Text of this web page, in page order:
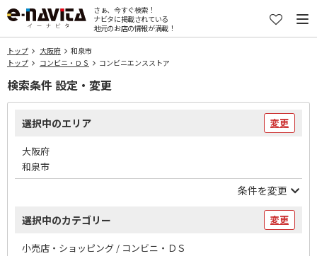
さぁ、今すぐ検索！
ナビタに掲載されている
地元のお店の情報が満載！
トップ 大阪府
和泉市
トップ
コンビニ・ＤＳ コンビニエンスストア
検索条件 設定・変更
選択中のエリア 変更
大阪府
和泉市
条件を変更
選択中のカテゴリー 変更
小売店・ショッピング / コンビニ・ＤＳ